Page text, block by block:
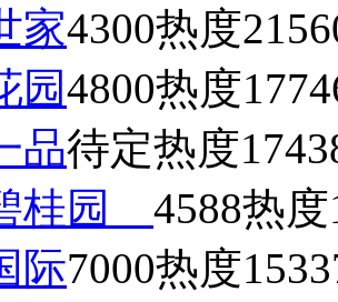
家4300热度
园4800热度
品待定热度
桂园 4588热度
际7000热度